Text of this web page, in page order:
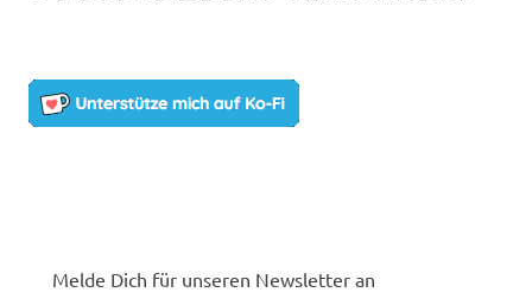
Melde Dich für unseren Newsletter an